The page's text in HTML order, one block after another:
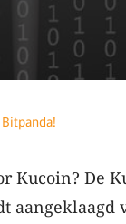
Kucoin? De